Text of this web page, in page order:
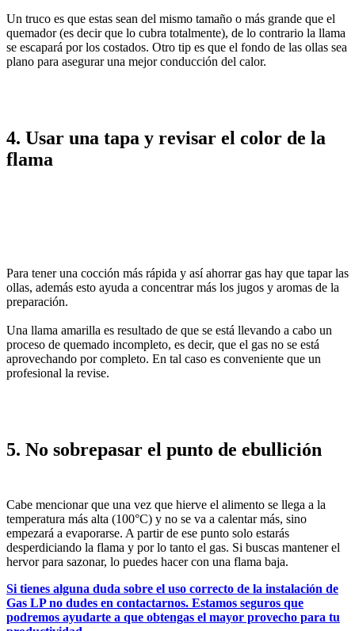
Un truco es que estas sean del mismo tamaño o más grande que el
quemador (es decir que lo cubra totalmente), de lo contrario la llama
se escapará por los costados. Otro tip es que el fondo de las ollas sea
plano para asegurar una mejor conducción del calor.
4. Usar una tapa y revisar el color de la
flama
Para tener una cocción más rápida y así ahorrar gas hay que tapar las
ollas, además esto ayuda a concentrar más los jugos y aromas de la
preparación.
Una llama amarilla es resultado de que se está llevando a cabo un
proceso de quemado incompleto, es decir, que el gas no se está
aprovechando por completo. En tal caso es conveniente que un
profesional la revise.
5. No sobrepasar el punto de ebullición
Cabe mencionar que una vez que hierve el alimento se llega a la
temperatura más alta (100°C) y no se va a calentar más, sino
empezará a evaporarse. A partir de ese punto solo estarás
desperdiciando la flama y por lo tanto el gas. Si buscas mantener el
hervor para sazonar, lo puedes hacer con una flama baja.
Si tienes alguna duda sobre el uso correcto de la instalación de
Gas LP no dudes en contactarnos. Estamos seguros que
podremos ayudarte a que obtengas el mayor provecho para tu